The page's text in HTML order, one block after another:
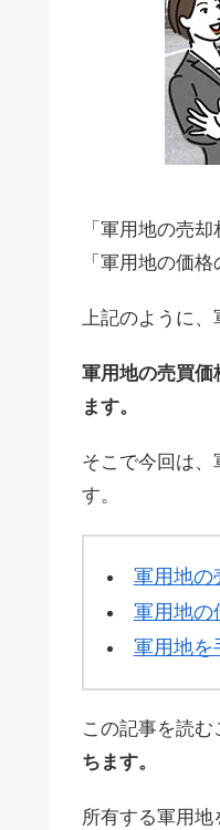
「軍用地の売
「軍用地の価
上記のように
軍用地の売買価
ます。
そこで今回は
す。
軍用地の
軍用地の
軍用地を
この記事を読む
ちます。
所有する軍用地